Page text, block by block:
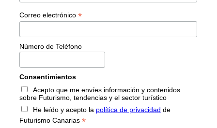
Correo electrónico *
Número de Teléfono
Consentimientos
Acepto que me envíes información y contenidos
sobre Futurismo, tendencias y el sector turístico
He leído y acepto la política de privacidad de
Futurismo Canarias *